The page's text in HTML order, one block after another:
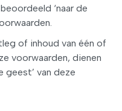
‘naar de
of inhoud van één of
voorwaarden, dienen
geest’ van deze